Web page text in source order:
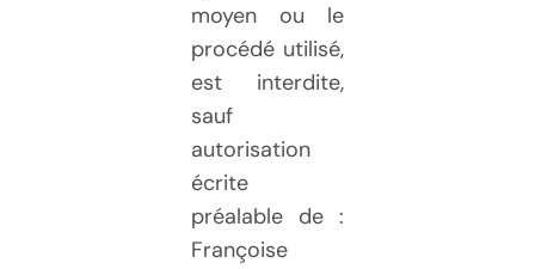
moyen ou le
procédé utilisé,
est interdite,
sauf
autorisation
écrite
préalable de :
Françoise